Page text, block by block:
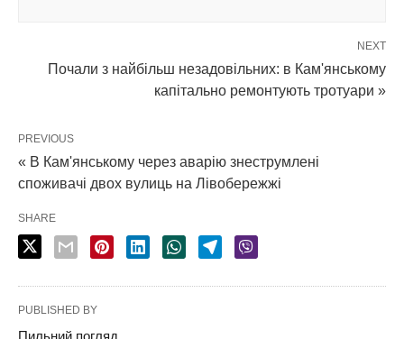
NEXT
Почали з найбільш незадовільних: в Кам'янському
капітально ремонтують тротуари »
PREVIOUS
« В Кам'янському через аварію знеструмлені
споживачі двох вулиць на Лівобережжі
SHARE
PUBLISHED BY
Пильний погляд